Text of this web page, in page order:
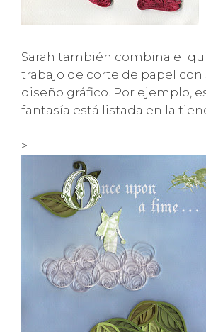
Sarah también combina el
trabajo de corte de papel
diseño gráfico. Por ejemplo,
fantasía está listada en la
>